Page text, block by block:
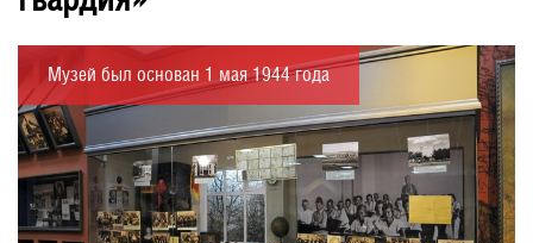
Музей был основан 1 мая 1944 года